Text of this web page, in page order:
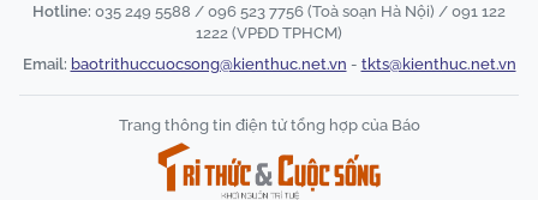
Hotline: 035 249 5588 / 096 523 7756 (Toà soạn Hà Nội) / 091 122
1222 (VPĐD TPHCM)
Email: baotrithuccuocsong@kienthuc.net.vn - tkts@kienthuc.net.vn
Trang thông tin điện tử tổng hợp của Báo